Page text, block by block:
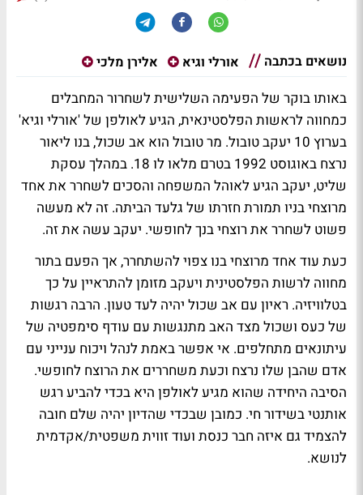
נושאים בכתבה אורלי וגיא אלירן מלכי
באותו בוקר של הפעימה השלישית לשחרור המחבלים
כמחווה לראשות הפלסטינאית, הגיע לאולפן של 'אורלי וגיא'
בערוץ 10
יעקב טובול. מר טובול הוא אב שכול, בנוליאור
נרצח באוגוסט 1992 בטרם מלאו לו 18. במהלך עסקת
שליט, יעקב הגיע לאוהל המשפחה והסכים לשחרר את אחד
מרוצחי בניו תמורת חזרתו של גלעד הביתה. זה לא מעשה
פשוט לשחרר את רוצחי בנך לחופשי. יעקב עשה את זה.
כעת עוד אחד מרוצחי בנו צפוי להשתחרר, אך הפעם בתור
מחווה לרשות הפלסטינית ויעקב מזומן להתראיין על כך
בטלוויזיה. ראיון עם אב שכול יהיה לעד טעון. הרבה רגשות
של כעס ושכול מצד האב מתנגשות עם עודף סימפטיה של
עיתונאים מתחלפים. אי אפשר באמת לנהל ויכוח ענייני עם
אדם שהבן שלו נרצח וכעת משחררים את הרוצח לחופשי.
הסיבה היחידה שהוא מגיע לאולפן היא בכדי להביע רגש
אותנטי בשידור חי. כמובן שבכדי שהדיון יהיה שלם חובה
להצמיד גם איזה חבר כנסת ועוד זווית משפטית/אקדמית
לנושא.